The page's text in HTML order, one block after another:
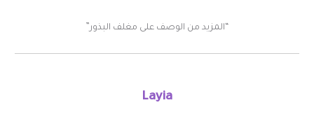
“المزيد من الوصف على مغلف البذور”
Layia